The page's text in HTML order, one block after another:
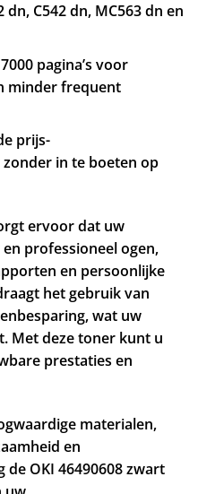
C542 dn, MC563 dn en
pagina’s voor
minder frequent
prijs-
in te boeten op
ervoor dat uw
professioneel ogen,
en persoonlijke
het gebruik van
wat uw
Met deze toner kunt u
prestaties en
materialen,
en
OKI 46490608 zwart